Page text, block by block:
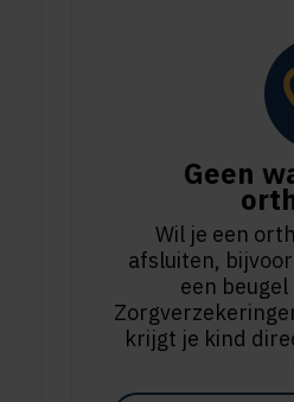
Geen
Wil je een
afsluiten,
een
krijgt je kind